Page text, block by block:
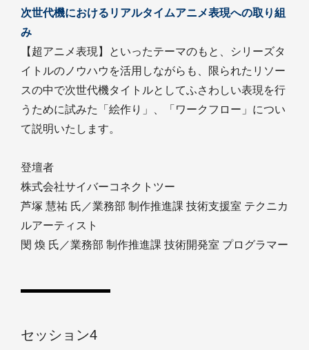
次世代機におけるリアルタイムアニメ表現への取り組
み
【超アニメ表現】といったテーマのもと、シリーズタ
イトルのノウハウを活用しながらも、限られたリソー
スの中で次世代機タイトルとしてふさわしい表現を行
うために試みた「絵作り」、「ワークフロー」につい
て説明いたします。
登壇者
株式会社サイバーコネクトツー
芦塚 慧祐 氏／業務部 制作推進課 技術支援室 テクニカ
ルアーティスト
閔 煥 氏／業務部 制作推進課 技術開発室 プログラマー
セッション4